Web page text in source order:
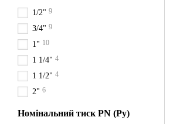
1/2" 9
3/4" 9
1" 10
1 1/4" 4
1 1/2" 4
2" 6
Номінальний тиск PN (Ру)